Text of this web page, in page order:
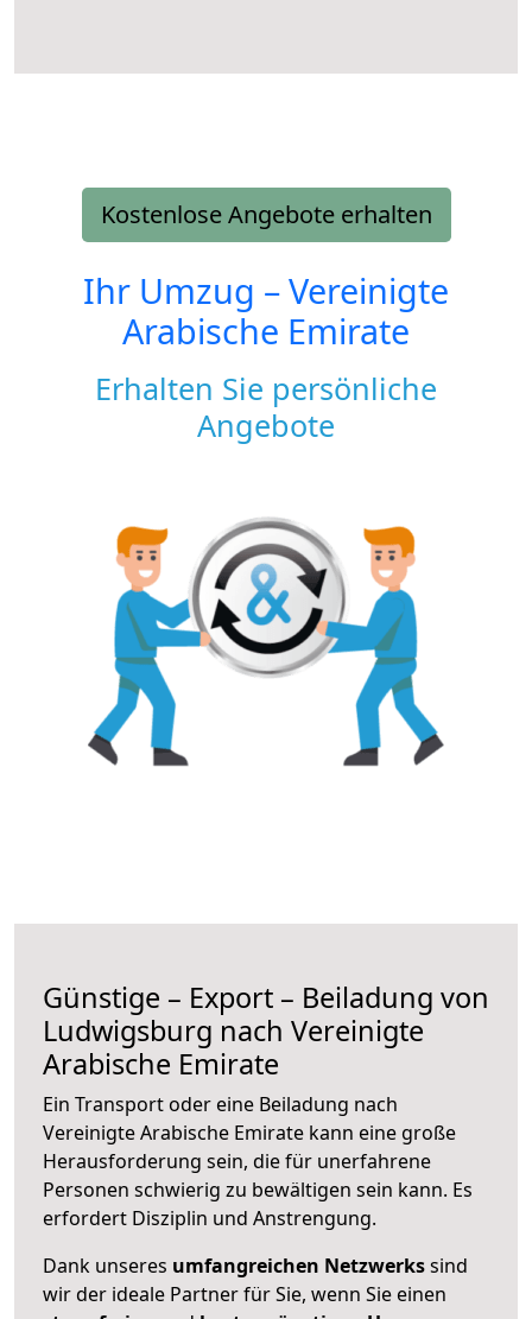
Kostenlose Angebote erhalten
Ihr Umzug –Vereinigte
Arabische Emirate
Erhalten Sie persönliche
Angebote
Günstige – Export – Beiladung von
Ludwigsburg nach Vereinigte
Arabische Emirate
Ein Transport oder eine Beiladung nach
Vereinigte Arabische Emirate kann eine große
Herausforderung sein, die für unerfahrene
Personen schwierig zu bewältigen sein kann. Es
erfordert Disziplin und Anstrengung.
Dank unseres umfangreichen Netzwerkssind
wir der ideale Partner für Sie, wenn Sie einen